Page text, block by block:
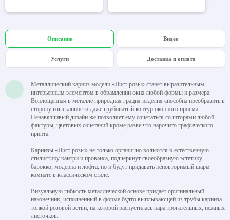
Описание Видео
Услуги Доставка и оплата
Металлический карниз модели «Лист розы» станет выразительным
интерьерным элементом в обрамлении окна любой формы и размера.
Воплощенная в металле природная грация изделия способна преобразить в
сторону изысканности даже грубоватый контур оконного проема.
Ненавязчивый дизайн же позволяет ему сочетаться со шторами любой
фактуры, цветовых сочетаний кроме разве что нарочито графического
принта.
Карнизы «Лист розы» не только органично вольются в естественную
стилистику кантри и прованса, подчеркнут своеобразную эстетику
барокко, модерна и лофта, но и будут придавать неповторимый шарм
комнате в классическом стиле.
Визуальную гибкость металлической основе придает оригинальный
наконечник, исполненный в форме будто выплывающей из трубы карниза
тонкой розовой ветви, на которой распустилась пара трогательных, нежных
листочков.